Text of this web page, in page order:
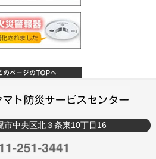
市中央区北３条東10丁目16